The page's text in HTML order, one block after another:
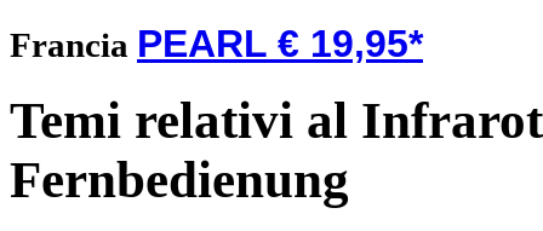
Francia PEARL € 19,95*
Temi relativi al
Fernbedienung